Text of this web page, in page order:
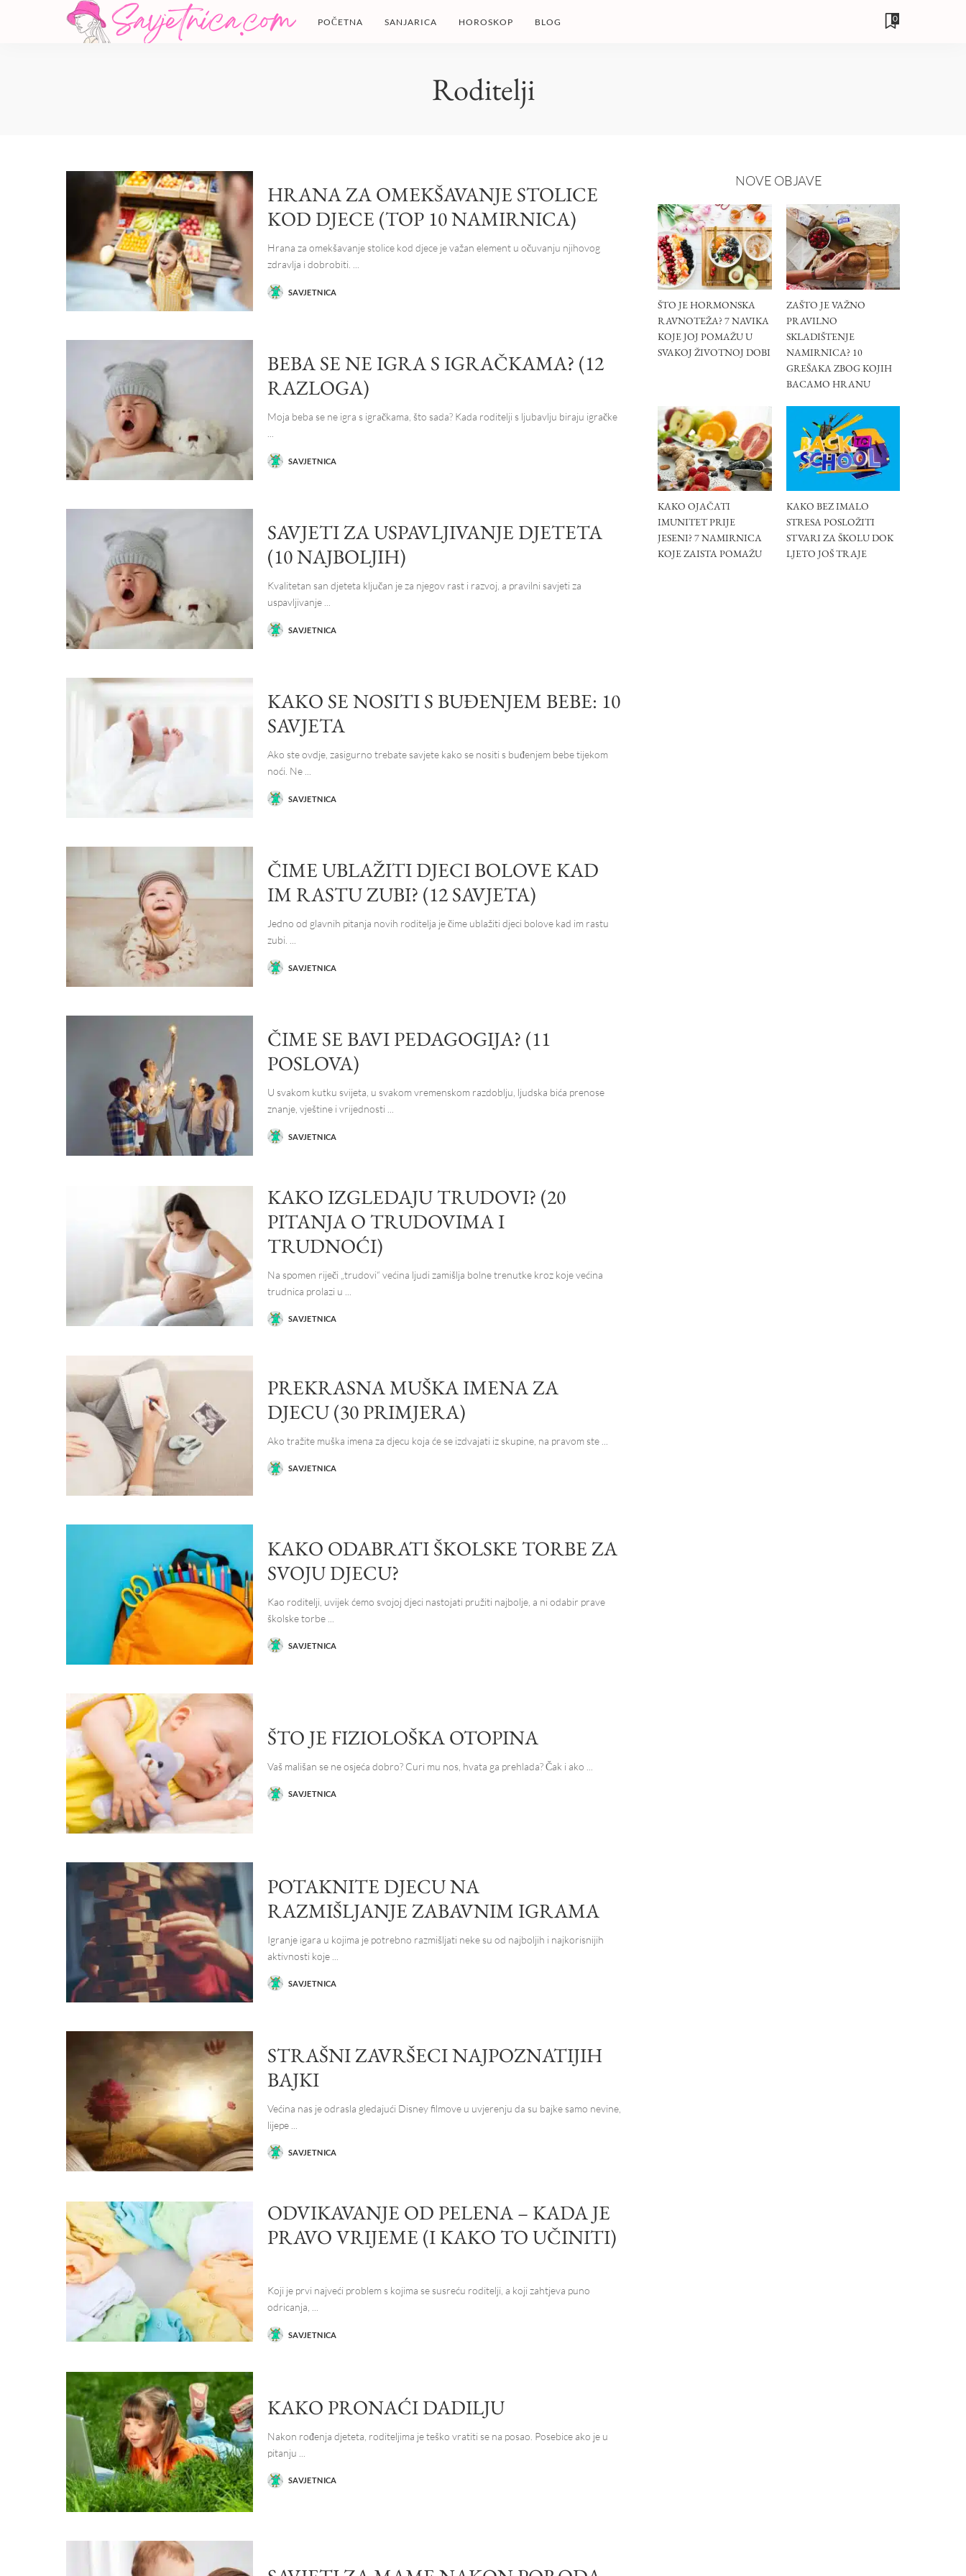
POČETNA SANJARICA HOROSKOP BLOG 0
Roditelji
HRANA ZA OMEKŠAVANJE STOLICE
KOD DJECE (TOP 10 NAMIRNICA)
Hrana za omekšavanje stolice kod djece je važan element u očuvanju njihovog
zdravlja i dobrobiti.
POSTED
BY
SAVJETNICA
BEBA SE NE IGRA S IGRAČKAMA? (12
RAZLOGA)
Moja beba se ne igra s igračkama, što sada? Kada roditelji s ljubavlju biraju igračke
POSTED
BY
SAVJETNICA
SAVJETI ZA USPAVLJIVANJE DJETETA
(10 NAJBOLJIH)
Kvalitetan san djeteta ključan je za njegov rast i razvoj, a pravilni savjeti za
uspavljivanje
POSTED
BY
SAVJETNICA
KAKO SE NOSITI S BUĐENJEM BEBE: 10
SAVJETA
Ako ste ovdje, zasigurno trebate savjete kako se nositi s buđenjem bebe tijekom
noći. Ne
POSTED
BY
SAVJETNICA
ČIME UBLAŽITI DJECI BOLOVE KAD
IM RASTU ZUBI? (12 SAVJETA)
Jedno od glavnih pitanja novih roditelja je čime ublažiti djeci bolove kad im rastu
zubi.
POSTED
BY
SAVJETNICA
ČIME SE BAVI PEDAGOGIJA? (11
POSLOVA)
U svakom kutku svijeta, u svakom vremenskom razdoblju, ljudska bića prenose
znanje, vještine i vrijednosti
POSTED
BY
SAVJETNICA
KAKO IZGLEDAJU TRUDOVI? (20
PITANJA O TRUDOVIMA I
TRUDNOĆI)
Na spomen riječi „trudovi“ većina ljudi zamišlja bolne trenutke kroz koje većina
trudnica prolazi u
POSTED
BY
SAVJETNICA
PREKRASNA MUŠKA IMENA ZA
DJECU (30 PRIMJERA)
Ako tražite muška imena za djecu koja će se izdvajati iz skupine, na pravom ste
POSTED
BY
SAVJETNICA
KAKO ODABRATI ŠKOLSKE TORBE ZA
SVOJU DJECU?
Kao roditelji, uvijek ćemo svojoj djeci nastojati pružiti najbolje, a ni odabir prave
školske torbe
POSTED
BY
SAVJETNICA
ŠTO JE FIZIOLOŠKA OTOPINA
Vaš mališan se ne osjeća dobro? Curi mu nos, hvata ga prehlada? Čak i ako
POSTED
BY
SAVJETNICA
POTAKNITE DJECU NA
RAZMIŠLJANJE ZABAVNIM IGRAMA
Igranje igara u kojima je potrebno razmišljati neke su od najboljih i najkorisnijih
aktivnosti koje
POSTED
BY
SAVJETNICA
STRAŠNI ZAVRŠECI NAJPOZNATIJIH
BAJKI
Većina nas je odrasla gledajući Disney filmove u uvjerenju da su bajke samo nevine,
lijepe
POSTED
BY
SAVJETNICA
ODVIKAVANJE OD PELENA – KADA JE
PRAVO VRIJEME (I KAKO TO UČINITI)
Koji je prvi najveći problem s kojima se susreću roditelji, a koji zahtjeva puno
odricanja,
POSTED
BY
SAVJETNICA
KAKO PRONAĆI DADILJU
Nakon rođenja djeteta, roditeljima je teško vratiti se na posao. Posebice ako je u
pitanju
POSTED
BY
SAVJETNICA
NOVE OBJAVE
ŠTO JE HORMONSKA
RAVNOTEŽA? 7 NAVIKA
KOJE JOJ POMAŽU U
SVAKOJ ŽIVOTNOJ DOBI
ZAŠTO JE VAŽNO
PRAVILNO
SKLADIŠTENJE
NAMIRNICA? 10
GREŠAKA ZBOG KOJIH
BACAMO HRANU
KAKO OJAČATI
IMUNITET PRIJE
JESENI? 7 NAMIRNICA
KOJE ZAISTA POMAŽU
KAKO BEZ IMALO
STRESA POSLOŽITI
STVARI ZA ŠKOLU DOK
LJETO JOŠ TRAJE